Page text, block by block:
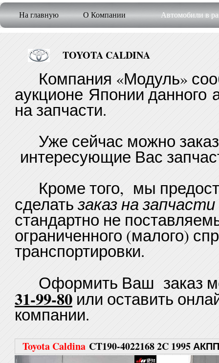
На главную О Компании Автомобили в
TOYOTA CALDINA
Компания «Модуль»
аукционе Японии данного
на запчасти.
Уже сейчас можно
интересующие Вас
Кроме того, мы
сделать заказ на запчасти
стандартно не
ограниченного (малого)
транспортировки.
Оформить Ваш заказ
31-99-80или оставить
компании.
Toyota Caldina CT190-4022168 2C 1995 АКПП